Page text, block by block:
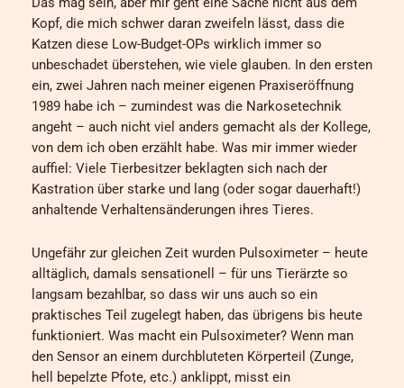
Kopf, die mich schwer daran zweifeln lässt, dass die
Katzen diese Low-Budget-OPs wirklich immer so
unbeschadet überstehen, wie viele glauben. In den ersten
ein, zwei Jahren nach meiner eigenen Praxiseröffnung
1989 habe ich – zumindest was die Narkosetechnik
angeht – auch nicht viel anders gemacht als der Kollege,
von dem ich oben erzählt habe. Was mir immer wieder
auffiel: Viele Tierbesitzer beklagten sich nach der
Kastration über starke und lang (oder sogar dauerhaft!)
anhaltende Verhaltensänderungen ihres Tieres.
Ungefähr zur gleichen Zeit wurden Pulsoximeter – heute
alltäglich, damals sensationell – für uns Tierärzte so
langsam bezahlbar, so dass wir uns auch so ein
praktisches Teil zugelegt haben, das übrigens bis heute
funktioniert. Was macht ein Pulsoximeter? Wenn man
den Sensor an einem durchbluteten Körperteil (Zunge,
hell bepelzte Pfote, etc.) anklippt, misst ein